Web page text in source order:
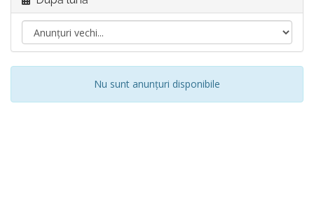
Nu sunt anunțuri disponibile